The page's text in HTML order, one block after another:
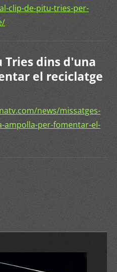
clip-de-pitu-tries-per-
Tries dins d'una
el reciclatge
news/missatges-
ampolla-per-fomentar-el-